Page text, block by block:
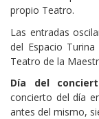
propio Teatro.
Las entradas
del Espacio
Teatro de la
Día del
concierto del día
antes del mismo,